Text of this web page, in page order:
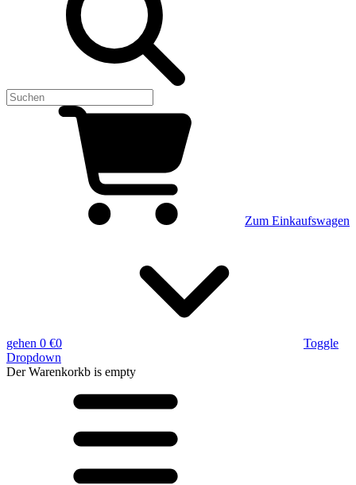
Zum Einkaufswagen
gehen 0 €0
Toggle
Dropdown
Der Warenkorkb is empty